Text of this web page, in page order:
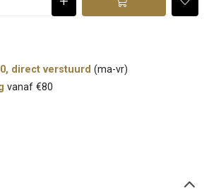
direct verstuurd (ma-vr)
vanaf €80